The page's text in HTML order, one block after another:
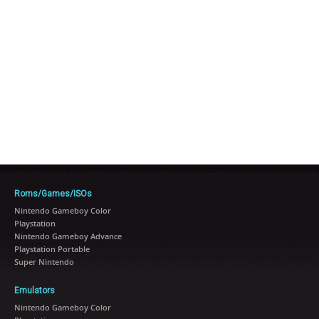
Roms/Games/ISOs
Nintendo Gameboy Color
Playstation
Nintendo Gameboy Advance
Playstation Portable
Super Nintendo
Emulators
Nintendo Gameboy Color